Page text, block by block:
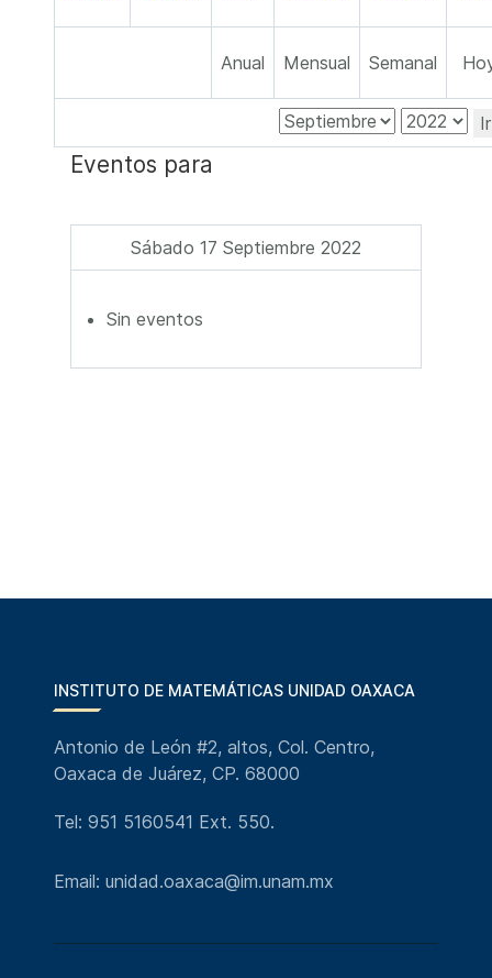
Anual Mensual Semanal
Eventos para
Sábado 17 Septiembre 2022
Sin eventos
INSTITUTO DE MATEMÁTICAS UNIDAD OAXACA
Antonio de León #2, altos, Col. Centro,
Oaxaca de Juárez, CP. 68000
Tel: 951 5160541 Ext. 550.
Email: unidad.oaxaca@im.unam.mx